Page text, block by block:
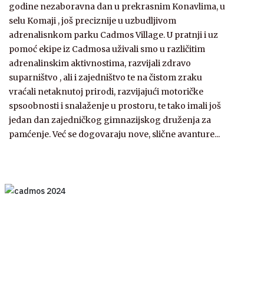
godine nezaboravna dan u prekrasnim Konavlima, u
selu Komaji , još preciznije u uzbudljivom
adrenalisnkom parku Cadmos Village. U pratnji i uz
pomoć ekipe iz Cadmosa uživali smo u različitim
adrenalinskim aktivnostima, razvijali zdravo
suparništvo , ali i zajedništvo te na čistom zraku
vraćali netaknutoj prirodi, razvijajući motoričke
spsoobnosti i snalaženje u prostoru, te tako imali još
jedan dan zajedničkog gimnazijskog druženja za
pamćenje. Već se dogovaraju nove, slične avanture...